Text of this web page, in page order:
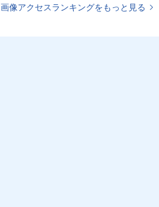
画像アクセスランキングをもっと見る